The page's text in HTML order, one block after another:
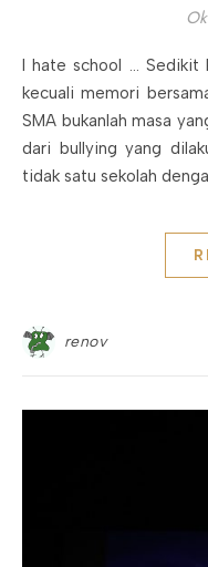
I hate school … Sedikit kenangan yang nyangkut di kepala
kecuali memori
SMA bukanlah masa
dari bullying yang
tidak satu sekolah
renov